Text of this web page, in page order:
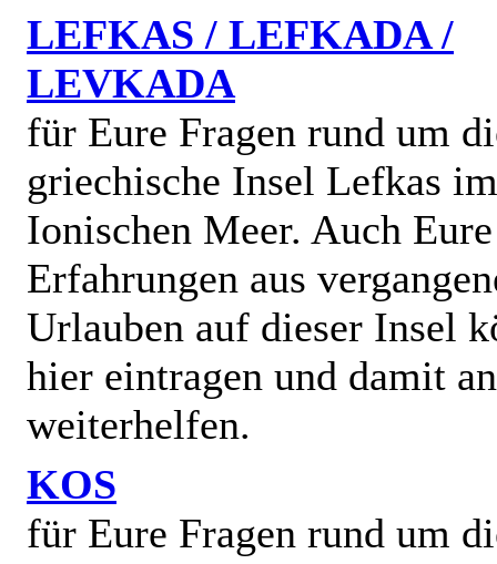
LEFKAS / LEFKADA /
LEVKADA
für Eure Fragen rund um
griechische Insel Lefkas im
Ionischen Meer. Auch Eure
Erfahrungen aus
Urlauben auf dieser Insel
hier eintragen und damit
weiterhelfen.
KOS
für Eure Fragen rund um